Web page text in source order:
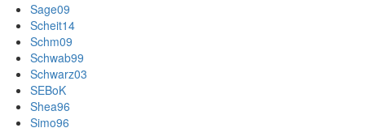
Sage09
Scheit14
Schm09
Schwab99
Schwarz03
SEBoK
Shea96
Simo96